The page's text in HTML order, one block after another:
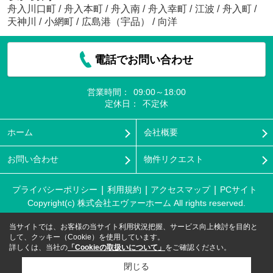
舟入川口町 / 舟入本町 / 舟入南 / 舟入幸町 / 江波 / 舟入町 /
天神川
/ 小網町 / 広島港（宇品） / 向洋
電話でお問い合わせ
営業時間：
09:00～18:00
定休日：
不定休
ホーム 会社概要
お問い合わせ 物件リクエスト
プライバシーポリシー 利用規約 アクセスマップ
PCサイト
Copyright(c) 株式会社エヴァーホーム All rights reserved.
当サイトでは、お客様の当サイト利用状況把握、サービス向上検討を目的と
して、クッキー（Cookie）を使用しています。
詳しくは、当社の 「Cookieの取扱いについて」 をご確認ください。
閉じる